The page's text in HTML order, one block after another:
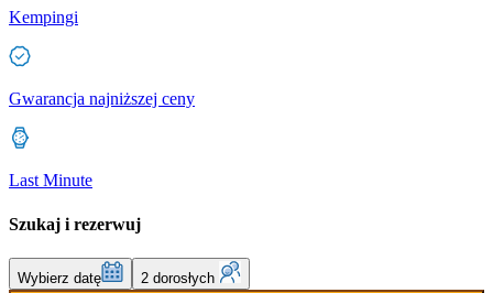
Kempingi
Gwarancja najniższej ceny
Last Minute
Szukaj i rezerwuj
Wybierz datę 2 dorosłych